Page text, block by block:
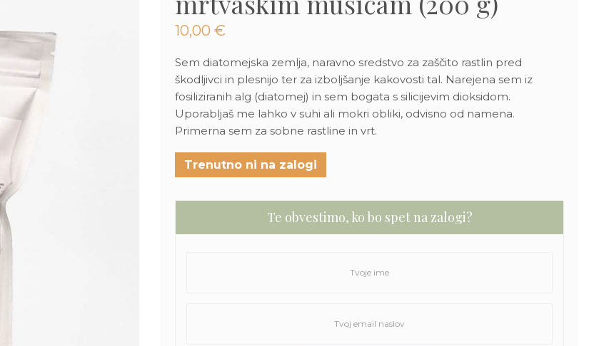
10,00 €
Sem diatomejska zemlja, naravno sredstvo za zaščito rastlin pred
škodljivci in plesnijo ter za izboljšanje kakovosti tal. Narejena sem iz
fosiliziranih alg (diatomej) in sem bogata s silicijevim dioksidom.
Uporabljaš me lahko v suhi ali mokri obliki, odvisno od namena.
Primerna sem za sobne rastline in vrt.
Trenutno ni na zalogi
Te obvestimo, ko bo spet na zalogi?